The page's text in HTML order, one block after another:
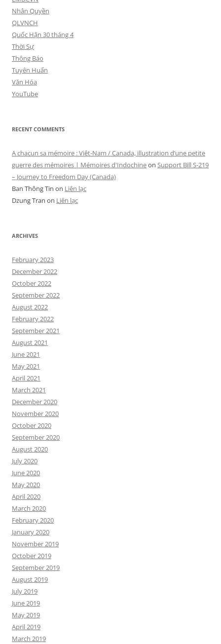
Nhân Quyền
QLVNCH
Quốc Hận 30 tháng 4
Thời Sự
Thông Báo
Tuyên Huấn
Văn Hóa
YouTube
RECENT COMMENTS
A chacun sa mémoire : Viêt-Nam / Canada, illustration d’une petite
guerre des mémoires | Mémoires d'Indochineon Support Bill S-219
– Journey to Freedom Day (Canada)
Ban Thông Tin on Liên lạc
Dzung Tran on Liên lạc
ARCHIVES
February 2023
December 2022
October 2022
September 2022
August 2022
February 2022
September 2021
August 2021
June 2021
May 2021
April 2021
March 2021
December 2020
November 2020
October 2020
September 2020
August 2020
July 2020
June 2020
May 2020
April 2020
March 2020
February 2020
January 2020
November 2019
October 2019
September 2019
August 2019
July 2019
June 2019
May 2019
April 2019
March 2019